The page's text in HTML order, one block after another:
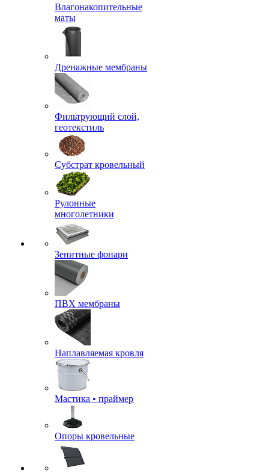
Влагонакопительные
маты
Дренажные мембраны
Фильтрующий слой,
геотекстиль
Субстрат кровельный
Рулонные
многолетники
Зенитные фонари
ПВХ мембраны
Наплавляемая кровля
Мастика • праймер
Опоры кровельные